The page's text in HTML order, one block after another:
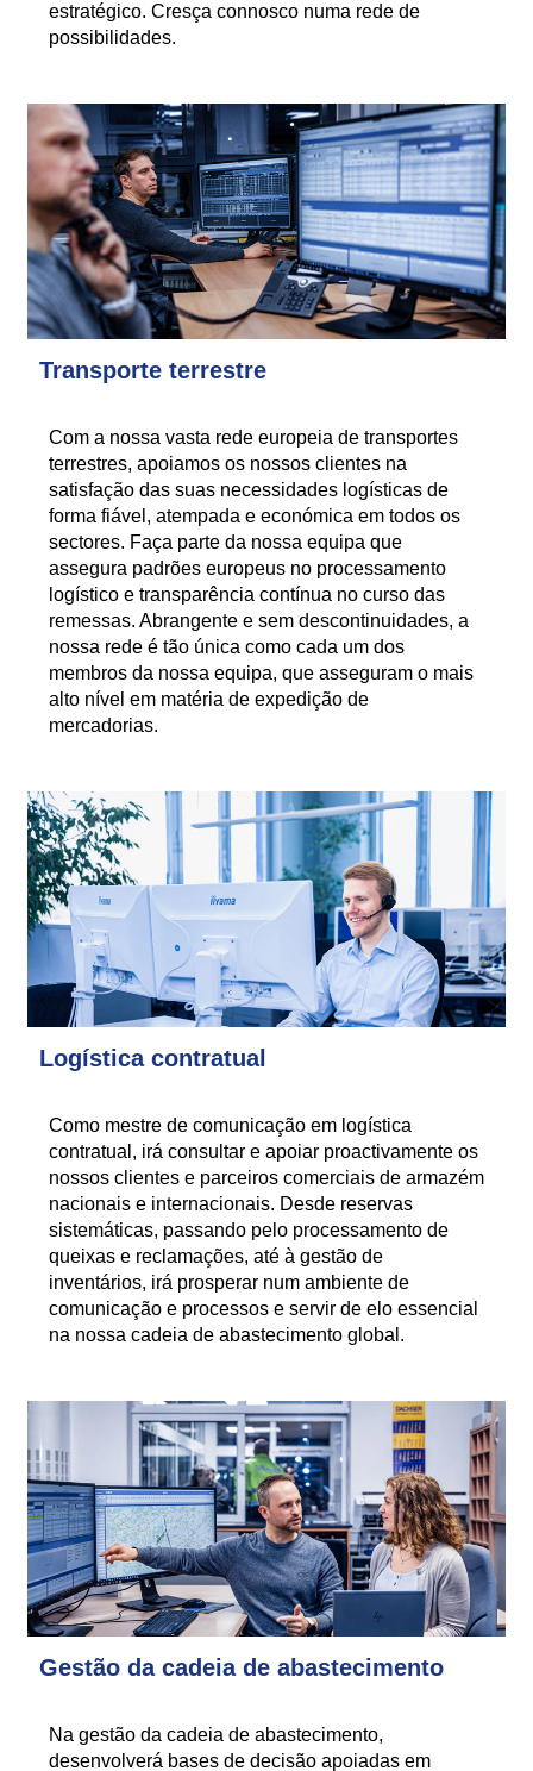
estratégico. Cresça connosco numa rede de
possibilidades.
Transporte terrestre
Com a nossa vasta rede europeia de transportes
terrestres, apoiamos os nossos clientes na
satisfação das suas necessidades logísticas de
forma fiável, atempada e económica em todos os
sectores. Faça parte da nossa equipa que
assegura padrões europeus no processamento
logístico e transparência contínua no curso das
remessas. Abrangente e sem descontinuidades, a
nossa rede é tão única como cada um dos
membros da nossa equipa, que asseguram o mais
alto nível em matéria de expedição de
mercadorias.
Logística contratual
Como mestre de comunicação em logística
contratual, irá consultar e apoiar proactivamente os
nossos clientes e parceiros comerciais de armazém
nacionais e internacionais. Desde reservas
sistemáticas, passando pelo processamento de
queixas e reclamações, até à gestão de
inventários, irá prosperar num ambiente de
comunicação e processos e servir de elo essencial
na nossa cadeia de abastecimento global.
Gestão da cadeia de abastecimento
Na gestão da cadeia de abastecimento,
desenvolverá bases de decisão apoiadas em